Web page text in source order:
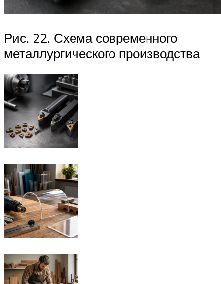
Рис. 22. Схема современного
металлургического производства